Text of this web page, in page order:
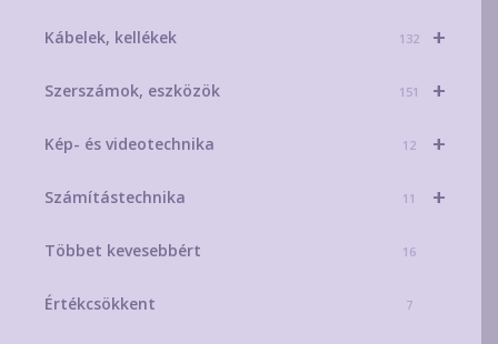
+
Kábelek, kellékek 132
+
Szerszámok, eszközök 151
+
Kép- és videotechnika 12
+
Számítástechnika 11
Többet kevesebbért 16
Értékcsökkent 7